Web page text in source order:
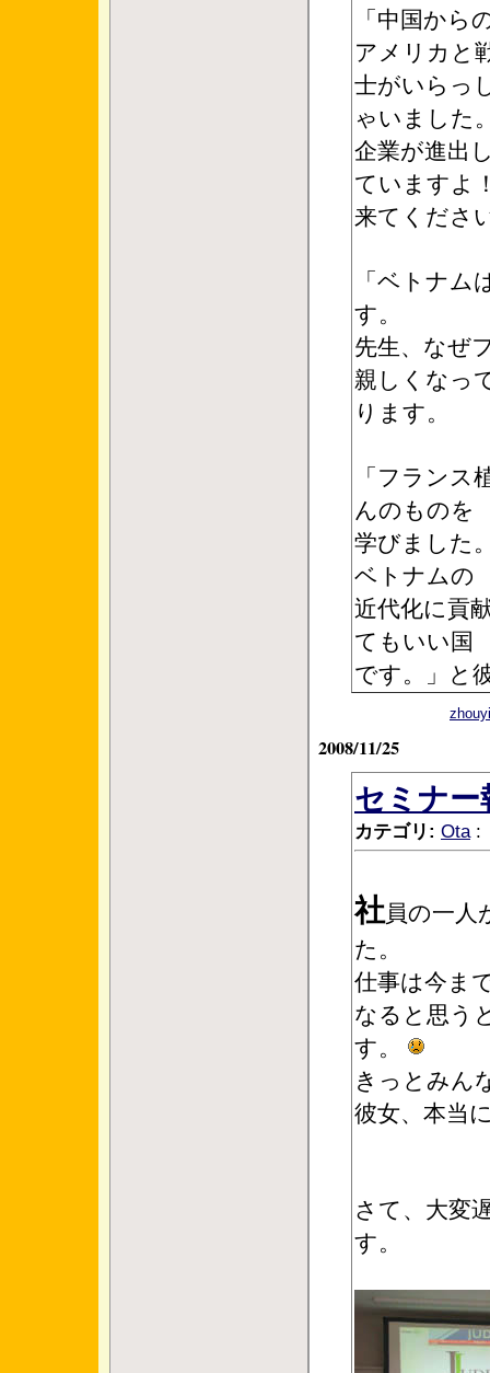
「中国か
アメリカと
士がいらっ
ゃいました
企業が進出
ていますよ
来てくださ
「ベトナ
す。
先生、なぜ
親しくなっ
ります。
「フラン
んのものを
学びました
ベトナムの
近代化に貢
てもいい国
です。」と
2008/11/25
セミナー
カテゴリ: Ota :
社員の一
た。
仕事は今ま
なると思う
す。
きっとみん
彼女、本当
さて、大変
す。